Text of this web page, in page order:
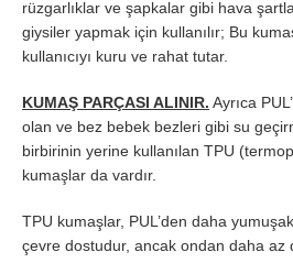
rüzgarlıklar ve şapkalar gibi hava
giysiler yapmak için kullanılır; Bu
kullanıcıyı kuru ve rahat tutar.
KUMAŞ PARÇASI ALINIR. Ayrıca
olan ve bez bebek bezleri gibi su
birbirinin yerine kullanılan TPU
kumaşlar da vardır.
TPU kumaşlar, PUL’den daha
çevre dostudur, ancak ondan daha az